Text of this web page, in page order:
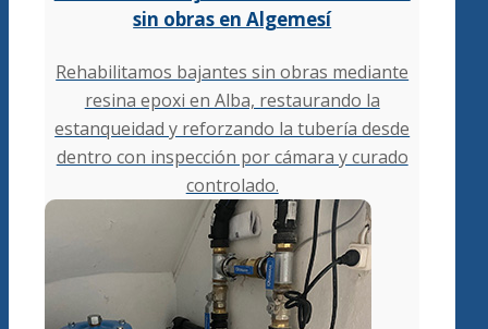
sin obras en Algemesí
Rehabilitamos bajantes sin obras mediante
resina epoxi en Alba, restaurando la
estanqueidad y reforzando la tubería desde
dentro con inspección por cámara y curado
controlado.